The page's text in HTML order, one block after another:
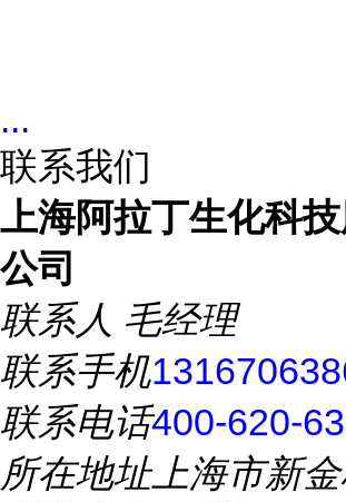
...
联系我们
上海阿拉丁生化科
公司
联系人 毛经理
联系手机
联系电话400-620-
所在地址上海市新